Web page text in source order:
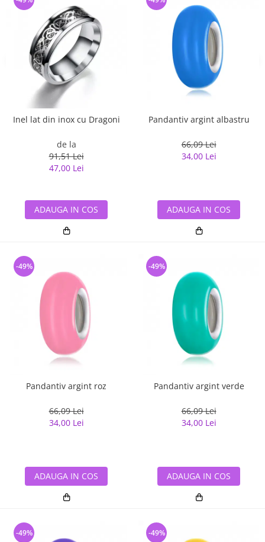
Inel lat din inox cu Dragoni
de la
91,51 Lei
47,00 Lei
ADAUGA IN COS
Pandantiv argint albastru
66,09 Lei
34,00 Lei
ADAUGA IN COS
Pandantiv argint roz
66,09 Lei
34,00 Lei
-49%
ADAUGA IN COS
Pandantiv argint verde
66,09 Lei
34,00 Lei
-49%
ADAUGA IN COS
-49% -49%